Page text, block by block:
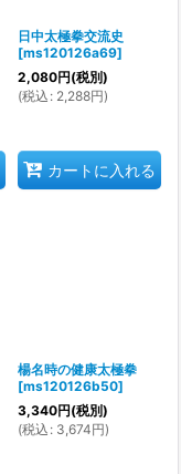
日中太極拳交流史
[ms120126a69]
2,080円(税別)
(税込 : 2,288円)
カートに入れる
楊名時の健康太極拳
[ms120126b50]
3,340円(税別)
(税込 : 3,674円)